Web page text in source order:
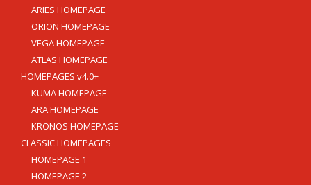
Ceilândia
QNN 30 Área Especial F
Fone: (61) 3035-6666
Taguatinga
Ford
Taguatinga
Pistão Sul CSG 9
Fone: (61) 3030-6666
ARIES HOMEPAGE
ORION HOMEPAGE
VEGA HOMEPAGE
ATLAS HOMEPAGE
HOMEPAGES v4.0+
KUMA HOMEPAGE
ARA HOMEPAGE
KRONOS HOMEPAGE
CLASSIC HOMEPAGES
HOMEPAGE 1
HOMEPAGE 2